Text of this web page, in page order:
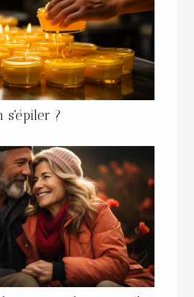
s'épiler ?